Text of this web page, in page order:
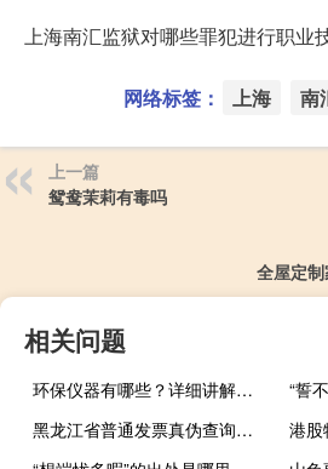
上海南汇监狱对哪些罪犯进行职业
网络标签： 上海 南
上一篇
鸳鸯茉莉有毒吗
全屋定
相关问题
环保仪器有哪些？详细讲解各类环保仪器的使用方法
“誓
黑龙江省普通发票真伪查询（黑龙江通用定额发票真伪查询）